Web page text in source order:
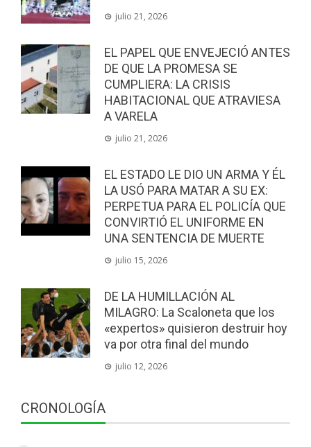
julio 21, 2026
EL PAPEL QUE ENVEJECIÓ ANTES
DE QUE LA PROMESA SE
CUMPLIERA: LA CRISIS
HABITACIONAL QUE ATRAVIESA
A VARELA
julio 21, 2026
EL ESTADO LE DIO UN ARMA Y ÉL
LA USÓ PARA MATAR A SU EX:
PERPETUA PARA EL POLICÍA QUE
CONVIRTIÓ EL UNIFORME EN
UNA SENTENCIA DE MUERTE
julio 15, 2026
DE LA HUMILLACIÓN AL
MILAGRO: La Scaloneta que los
«expertos» quisieron destruir hoy
va por otra final del mundo
julio 12, 2026
CRONOLOGÍA